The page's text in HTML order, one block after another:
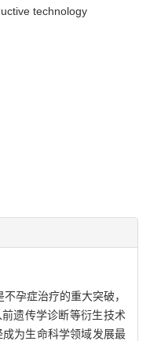
technology
孕症治疗的重大突破，
遗传学诊断等衍生技术
为生命科学领域发展最